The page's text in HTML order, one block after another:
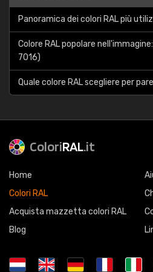
Panoramica dei colori RAL più
Colore RAL popolare
7016)
Quale colore RAL scegliere per
ColoriRAL.it
Home
Colori RAL
Acquista mazzetta colori RAL
Blog